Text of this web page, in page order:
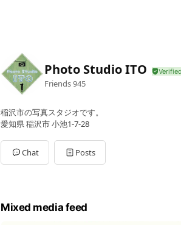
Photo Studio ITO
Friends945
稲沢市の写真スタジオです。
愛知県 稲沢市 小池1-7-28
Chat Posts
Mixed media feed